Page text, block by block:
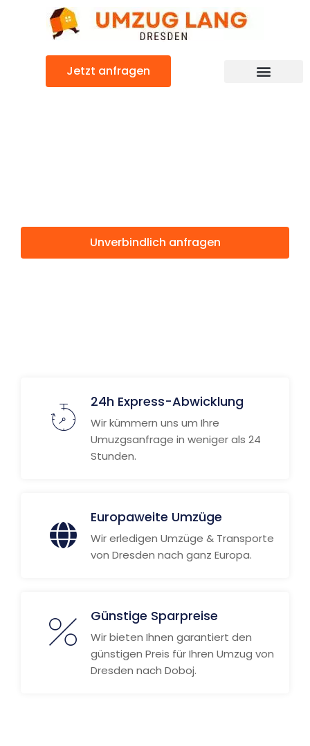
Jetzt anfragen
Unverbindlich anfragen
24h Express-Abwicklung
Wir kümmern uns um Ihre
Umuzgsanfrage in weniger als 24
Stunden.
Europaweite Umzüge
Wir erledigen Umzüge & Transporte
von Dresden nach ganz Europa.
Günstige Sparpreise
Wir bieten Ihnen garantiert den
günstigen Preis für Ihren Umzug von
Dresden nach Doboj.